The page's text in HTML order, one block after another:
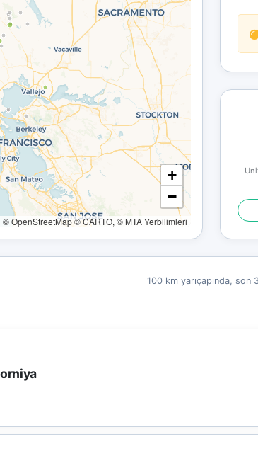
+
−
© OpenStreetMap © CARTO, © MTA Yerbilimleri
100 km yarıçapında,